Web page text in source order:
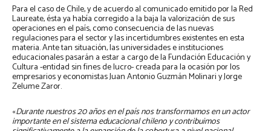
Para el caso de Chile, y de acuerdo al comunicado emitido por la Red
Laureate, ésta ya había corregido a la baja la valorización de sus
operaciones en el país, como consecuencia de las nuevas
regulaciones para el sector y las incertidumbres existentes en esta
materia. Ante tan situación, las universidades e instituciones
educacionales pasarán a estar a cargo de la Fundación Educación y
Cultura -entidad sin fines de lucro- creada para la ocasión por los
empresarios y economistas Juan Antonio Guzmán Molinari y Jorge
Zelume Zaror.
«Durante nuestros 20 años en el país nos transformamos en un actor
importante en el sistema educacional chileno y contribuimos